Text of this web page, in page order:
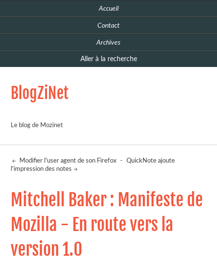
Accueil
Contact
Archives
Aller à la recherche
BlogZiNet
Le blog de Mozinet
Modifier l'user agent de son Firefox -
QuickNote ajoute
l'impression des notes
Mitchell Baker : Manifeste de
Mozilla - En route vers la
version 1.0